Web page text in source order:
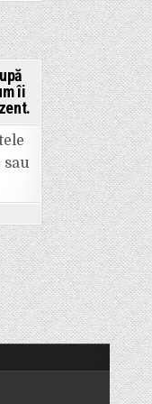
fost
dărâmat.
Ce-
ar
se
în
o
îi
sau